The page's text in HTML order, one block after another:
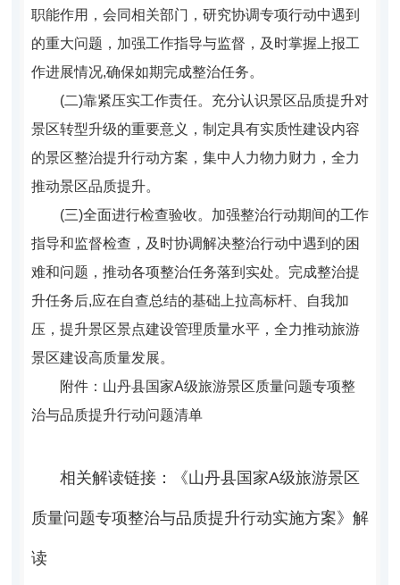
职能作用，会同相关部门，研究协调专项行动中遇到
的重大问题，加强工作指导与监督，及时掌握上报工
作进展情况,确保如期完成整治任务。
(二)靠紧压实工作责任。 充分认识景区品质提升对
景区转型升级的重要意义，制定具有实质性建设内容
的景区整治提升行动方案，集中人力物力财力，全力
推动景区品质提升。
(三)全面进行检查验收。 加强整治行动期间的工作
指导和监督检查，及时协调解决整治行动中遇到的困
难和问题，推动各项整治任务落到实处。完成整治提
升任务后,应在自查总结的基础上拉高标杆、自我加
压，提升景区景点建设管理质量水平，全力推动旅游
景区建设高质量发展。
附件：山丹县国家A级旅游景区质量问题专项整
治与品质提升行动问题清单
相关解读链接：《山丹县国家A级旅游景区
质量问题专项整治与品质提升行动实施方案》解
读